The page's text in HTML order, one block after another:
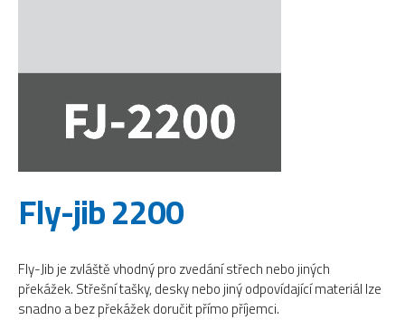
Fly-jib 2200
Fly-Jib je zvláště vhodný pro zvedání střech nebo jiných
překážek. Střešní tašky, desky nebo jiný odpovídající materiál lze
snadno a bez překážek doručit přímo příjemci.